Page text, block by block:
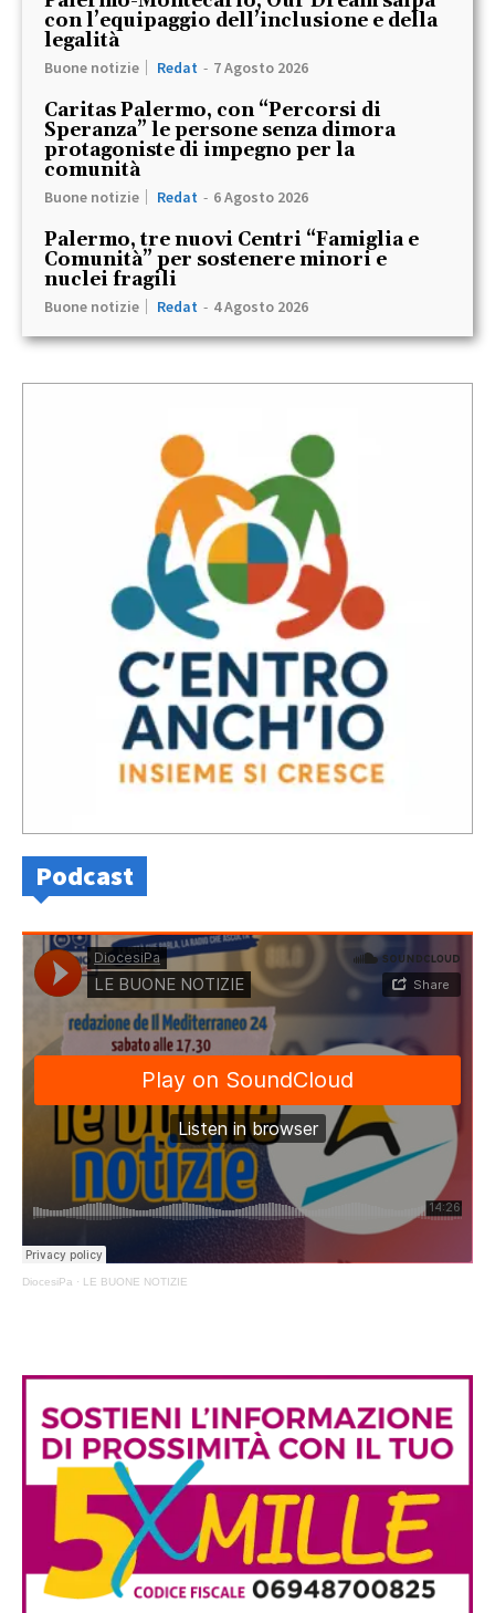
con l’equipaggio dell’inclusione e della
legalità
Buone notizie Redat - 7 Agosto 2026
Caritas Palermo, con “Percorsi di
Speranza” le persone senza dimora
protagoniste di impegno per la
comunità
Buone notizie Redat - 6 Agosto 2026
Palermo, tre nuovi Centri “Famiglia e
Comunità” per sostenere minori e
nuclei fragili
Buone notizie Redat - 4 Agosto 2026
Podcast
DiocesiPa · LE BUONE NOTIZIE